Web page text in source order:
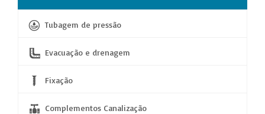
Tubagem de pressão
Evacuação e drenagem
Fixação
Complementos Canalização